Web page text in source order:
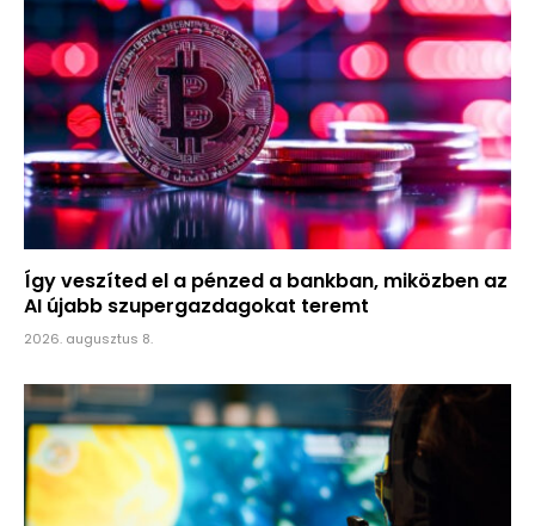
Így veszíted el a pénzed a bankban, miközben az
AI újabb szupergazdagokat teremt
2026. augusztus 8.